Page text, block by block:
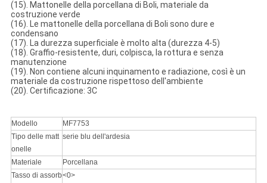
(15). Mattonelle della porcellana di Boli, materiale da
costruzione verde
(16). Le mattonelle della porcellana di Boli sono dure e
condensano
(17). La durezza superficiale è molto alta (durezza 4-5)
(18). Graffio-resistente, duri, colpisca, la rottura e senza
manutenzione
(19). Non contiene alcuni inquinamento e radiazione, così è un
materiale da costruzione rispettoso dell'ambiente
(20). Certificazione: 3C
Modello
MF7753
Tipo delle matt
onelle
serie blu dell'ardesia
Materiale
Porcellana
Tasso di assorb<0>